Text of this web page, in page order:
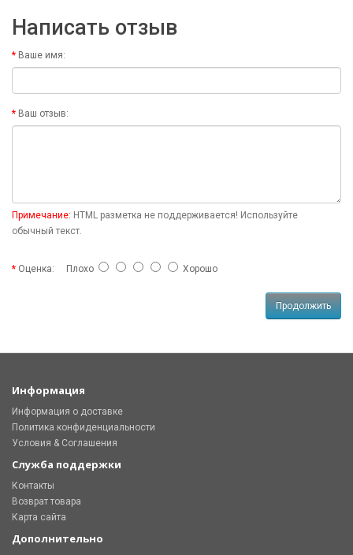
Написать отзыв
Ваше имя:
Ваш отзыв:
Примечание: HTML разметка не поддерживается! Используйте
обычный текст.
Оценка: Плохо Хорошо
Продолжить
Информация
Информация о доставке
Политика конфиденциальности
Условия & Соглашения
Служба поддержки
Контакты
Возврат товара
Карта сайта
Дополнительно